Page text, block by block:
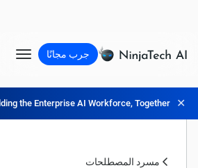
the Enterprise AI Workforce, Together. ✕
جرب مجانًا
مسرد المصطلحات